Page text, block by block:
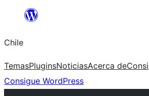
Saltar
contenido
Chile
TemasPluginsNoticiasAcerca de
Consigue WordPress